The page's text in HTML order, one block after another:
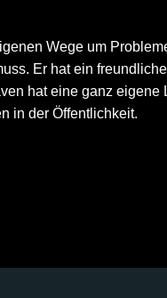
Wege um
Er hat ein
hat eine ganz
in der Öffentlichkeit.